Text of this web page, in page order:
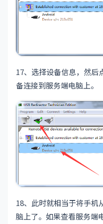
17、选择设备信息，然后
备连接到服务端电脑上。
18、此时就相当于将手机
脑上了。如果查看服务端